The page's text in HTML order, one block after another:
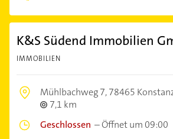
K&S Südend Immobilien
IMMOBILIEN
Mühlbachweg 7,78465
7,1 km
Geschlossen –Öffnet um 09:00